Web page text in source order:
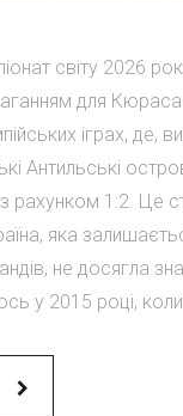
світу 2026
для
іграх, де,
Антильські
з рахунком 1:2. Це
яка
не досягла
у 2015 році,